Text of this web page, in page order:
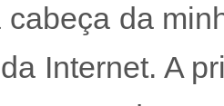
cabeça da
Internet. A